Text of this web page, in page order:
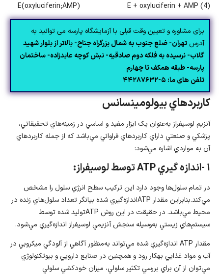
(4) E(oxyluciferin;AMP) E + oxyluciferin + AMP
برای مشاوره و تعیین وقت قبلی با آزمایشگاه پارسه می توانید به
آدرس تهران- ضلع جنوب به شمال بزرگراه جناح- بالاتر از بلوار شهید
گلاب- نرسیده به فلکه دوم صادقیه- نبش کوچه عابدزاده- ساختمان
پارسه- طبقه همکف تا چهارم
تلفن های ما: ۵-۴۴۲۸۷۶۳۲
كاربردهاي بيولومينسانس
آنزيم لوسيفراز به‌عنوان يک ابزار مفيد و اساسي در زمينه‌هاي تحقيقاتي،
پزشکي و صنعتي داراي کاربردهاي فراواني مي‌باشد که از جمله کاربردهاي
آن به مواردي اشاره مي‌شود:
۱ -اندازه­ گيري ATP توسط لوسيفراز:
در تمام سلول‌ها وجود دارد اين ترکيب سطح انرژي سلول را مشخص
مي‌کند.بنابراين مقدار ATPاندازه‌گيري شده بيانگر تعداد سلول‌هاي زنده در
محيط مي‌باشد. در حقيقت در اين روش ATPتوليد شده توسط
سيستم‌هاي زيستي به‌وسيله سنجش آنزيمي لوسيفراز اندازه‌گيري مي‌شود.
مقدار ATP اندازه‌گيري شده مي‌تواند به‌منظور آگاهي از آلودگي ميکروبي در
آب و مواد غذايي بهکار رود و همچنين در صنايع دارويي و بيوتکنولوژي
مي‌توان از آن براي بررسي تکثير سلولي، ميزان خودکشي سلولي